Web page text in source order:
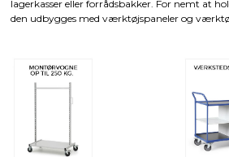
INDRETNING
MILJØ OG VELFÆRD
lagerkasser eller forrådsbakker. For nemt at
den udbygges med værktøjspaneler og